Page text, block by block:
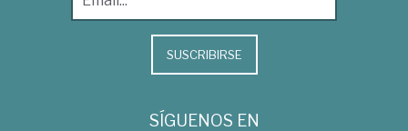
SUSCRIBIRSE
SÍGUENOS EN